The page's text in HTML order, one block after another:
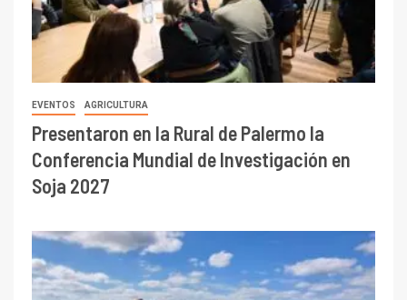
EVENTOS AGRICULTURA
Presentaron en la Rural de Palermo la
Conferencia Mundial de Investigación en
Soja 2027